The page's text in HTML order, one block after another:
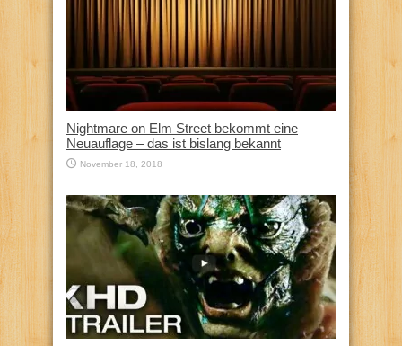
Nightmare on Elm Street bekommt eine
Neuauflage – das ist bislang bekannt
November 18, 2018